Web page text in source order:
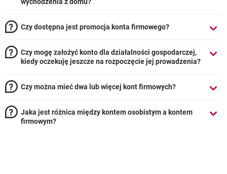
Czy dostępna jest promocja konta firmowego?
Czy mogę założyć konto dla działalności gospodarczej,
kiedy oczekuję jeszcze na rozpoczęcie jej prowadzenia?
Czy można mieć dwa lub więcej kont firmowych?
Jaka jest różnica między kontem osobistym a kontem
firmowym?